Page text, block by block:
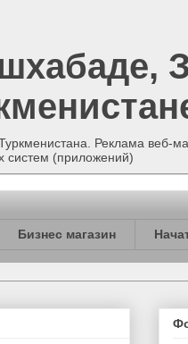
Реклама веб-
систем (приложений)
Бизнес магазин